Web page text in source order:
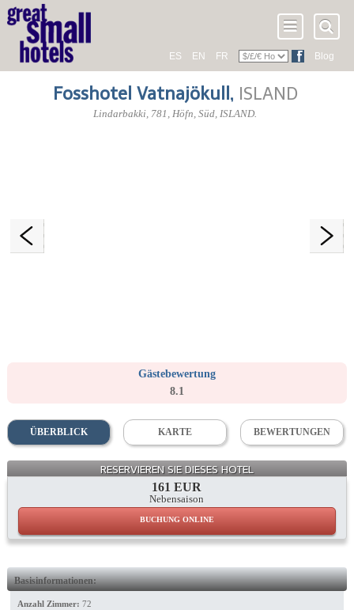
ES EN FR Blog
Fosshotel Vatnajökull , ISLAND
Lindarbakki, 781 , Höfn,Süd,ISLAND.
Gästebewertung
8.1
ÜBERBLICK KARTE BEWERTUNGEN
RESERVIEREN SIE DIESES HOTEL
161 EUR
Nebensaison
BUCHUNG ONLINE
Basisinformationen:
Anzahl Zimmer: 72